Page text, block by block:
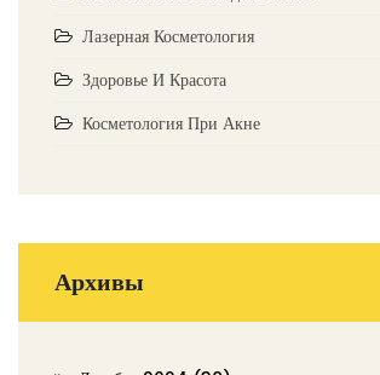
Лазерная Косметология
Здоровье И Красота
Косметология При Акне
Архивы